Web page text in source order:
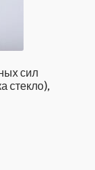
сил
стекло),